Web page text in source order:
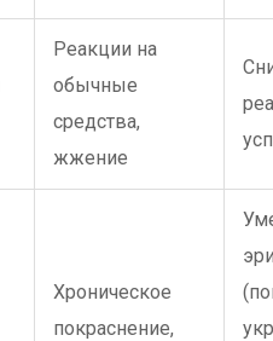
Реакции на
обычные
средства,
жжение
Хроническое
покраснение,